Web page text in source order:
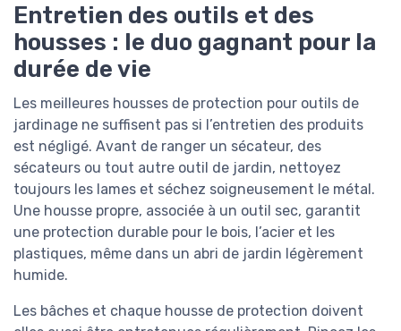
Entretien des outils et des
housses : le duo gagnant pour la
durée de vie
Les meilleures housses de protection pour outils de
jardinage ne suffisent pas si l’entretien des produits
est négligé. Avant de ranger un sécateur, des
sécateurs ou tout autre outil de jardin, nettoyez
toujours les lames et séchez soigneusement le métal.
Une housse propre, associée à un outil sec, garantit
une protection durable pour le bois, l’acier et les
plastiques, même dans un abri de jardin légèrement
humide.
Les bâches et chaque housse de protection doivent